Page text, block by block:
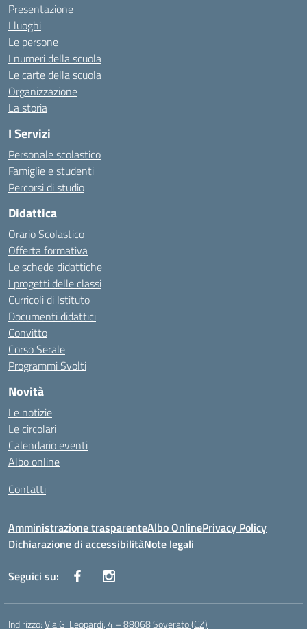
Presentazione
I luoghi
Le persone
I numeri della scuola
Le carte della scuola
Organizzazione
La storia
I Servizi
Personale scolastico
Famiglie e studenti
Percorsi di studio
Didattica
Orario Scolastico
Offerta formativa
Le schede didattiche
I progetti delle classi
Curricoli di Istituto
Documenti didattici
Convitto
Corso Serale
Programmi Svolti
Novità
Le notizie
Le circolari
Calendario eventi
Albo online
Contatti
Amministrazione trasparenteAlbo OnlinePrivacy Policy
Dichiarazione di accessibilitàNote legali
Seguici su:
Indirizzo:Via G. Leopardi, 4 – 88068 Soverato (CZ)